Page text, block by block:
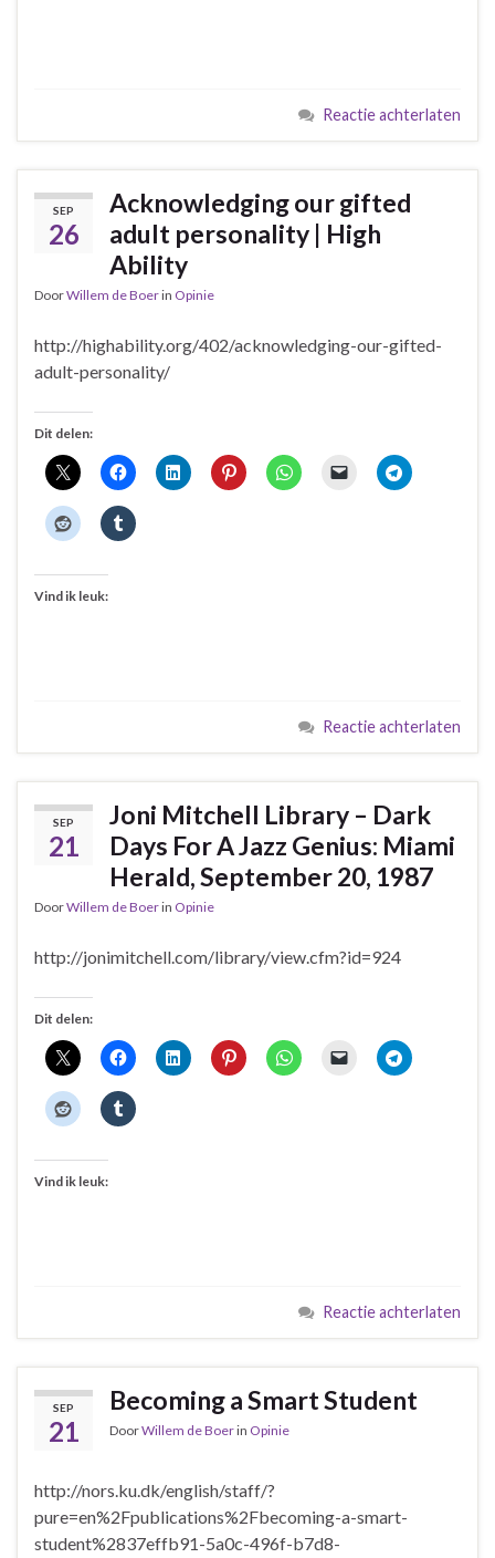
Reactie achterlaten
SEP
26
Acknowledging our gifted
adult personality | High
Ability
DoorWillem de Boerin Opinie
http://highability.org/402/acknowledging-our-gifted-
adult-personality/
Dit delen:
Vind ik leuk:
Reactie achterlaten
SEP
21
Joni Mitchell Library – Dark
Days For A Jazz Genius: Miami
Herald, September 20, 1987
DoorWillem de Boerin Opinie
http://jonimitchell.com/library/view.cfm?id=924
Dit delen:
Vind ik leuk:
Reactie achterlaten
SEP
21
Becoming a Smart Student
DoorWillem de Boerin Opinie
http://nors.ku.dk/english/staff/?
pure=en%2Fpublications%2Fbecoming-a-smart-
student%2837effb91-5a0c-496f-b7d8-